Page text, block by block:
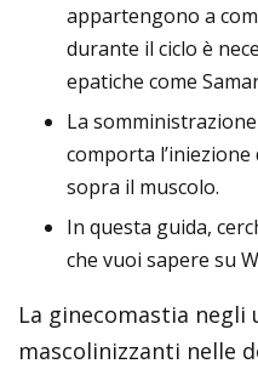
appartengono a
durante il ciclo è
epatiche come
La
comporta
sopra il muscolo.
In questa guida,
che vuoi sapere su
La ginecomastia
mascolinizzanti nelle